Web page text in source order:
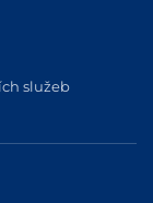
služeb